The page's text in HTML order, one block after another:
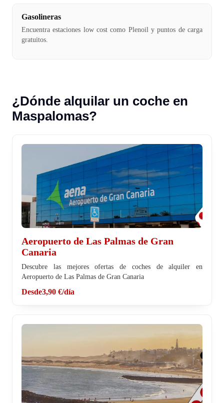
Gasolineras
Encuentra estaciones low cost como Plenoil y puntos de carga
gratuitos.
¿Dónde alquilar un coche en
Maspalomas?
Aeropuerto de Las Palmas de Gran
Canaria
Descubre las mejores ofertas de coches de alquiler en
Aeropuerto de Las Palmas de Gran Canaria
Desde3,90 €/día